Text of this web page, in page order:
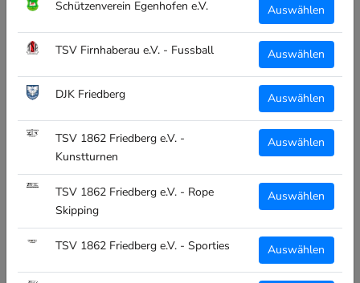
Schützenverein Egenhofen e.V. Auswählen
TSV Firnhaberau e.V. - Fussball Auswählen
DJK Friedberg Auswählen
TSV 1862 Friedberg e.V. -
Kunstturnen
Auswählen
TSV 1862 Friedberg e.V. - Rope
Skipping
Auswählen
TSV 1862 Friedberg e.V. - Sporties Auswählen
Menge:
IN DEN WARENKORB
Cooler Rucksack für Freizeit & Schule
Dieser stilvoll gestaltete Rucksack bietet ein großes Hauptfach mit
gepolstertem Zwischenfutter und zwei Außentaschen, die alle mit
einem SBS-Reißverschluss versehen sind. Eine großzügige, stabile